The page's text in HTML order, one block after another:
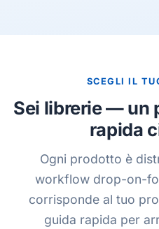
SCEGLI IL
Sei librerie — un
rapida
Ogni prodotto è
workflow drop-on-
corrisponde al tuo
guida rapida per